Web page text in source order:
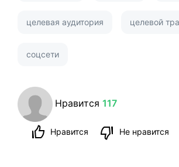
целевая аудитория целевой
соцсети
Нравится 117
Нравится Не нравится